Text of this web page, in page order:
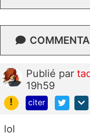
Publié par
19h59
!
citer
lol